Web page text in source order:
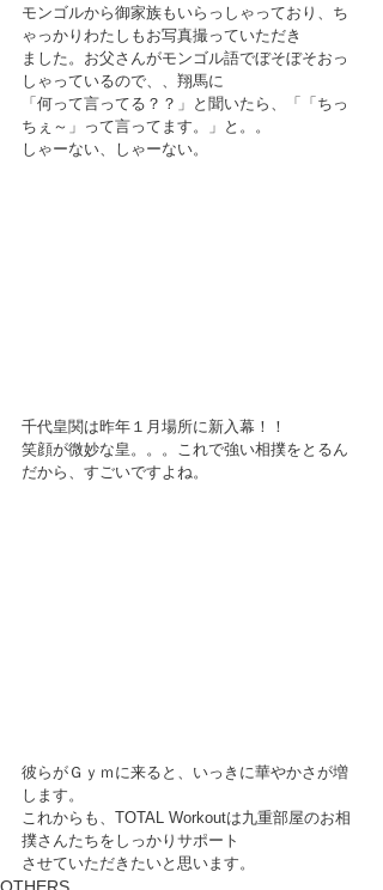
モンゴルから御家族もいらっしゃっており、ち
ゃっかりわたしもお写真撮っていただき
ました。お父さんがモンゴル語でぼそぼそおっ
しゃっているので、、翔馬に
「何って言ってる？？」と聞いたら、「「ちっ
ちぇ～」って言ってます。」と。。
しゃーない、しゃーない。
千代皇関は昨年１月場所に新入幕！！
笑顔が微妙な皇。。。これで強い相撲をとるん
だから、すごいですよね。
彼らがＧｙｍに来ると、いっきに華やかさが増
します。
これからも、TOTAL Workoutは九重部屋のお相
撲さんたちをしっかりサポート
させていただきたいと思います。